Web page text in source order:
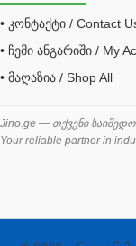
შემაერთებელი /
შემაერთებელი
შესაფუთი მანქანა
შლანგი
საწვავის
• კონტაქტი / Contact
• ჩემი ანგარიში / My
• მაღაზია / Shop All
Jino.ge — თქვენი
Your reliable partner in